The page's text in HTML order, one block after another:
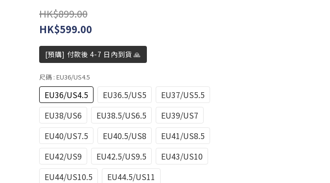
HK$899.00
HK$599.00
[預購] 付款後 4-7 日內到貨 🙏
尺碼 : EU36/US4.5
EU36/US4.5 EU36.5/US5
EU37/US5.5
EU38/US6
EU38.5/US6.5
EU39/US7
EU40/US7.5
EU40.5/US8
EU41/US8.5
EU42/US9
EU42.5/US9.5
EU43/US10
EU44/US10.5
EU44.5/US11